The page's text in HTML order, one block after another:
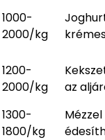
1000-
2000/kg
1200-
2000/kg
az
1300-
1800/kg
Mézzel